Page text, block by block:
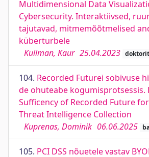
Multidimensional Data
Cybersecurity. Interaktiivsed,
tajutavad, mitmemõõtmelised
küberturbele
Kullman, Kaur 25.04.2023
104. Recorded Futurei sobivuse
de ohuteabe kogumisprotsessis.
Sufficency of Recorded Future for
Threat Intelligence Collection
Kuprenas, Dominik 06.06.2025
105. PCI DSS nõuetele vastav